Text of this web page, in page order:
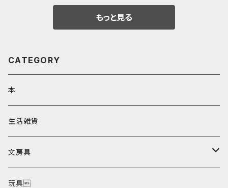
もっと見る
CATEGORY
本
生活雑貨
文房具
ポストカード
玩具